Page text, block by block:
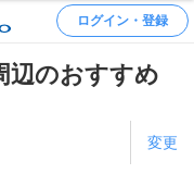
ログイン・登録
辺のおすすめ
変更